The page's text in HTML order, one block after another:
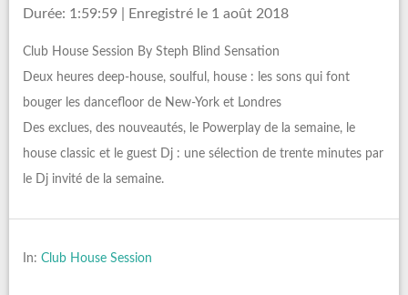
Durée: 1:59:59
Enregistré le 1 août 2018
Club House Session By Steph Blind Sensation
Deux heures deep-house, soulful, house : les sons qui font
bouger les dancefloor de New-York et Londres
Des exclues, des nouveautés, le Powerplay de la semaine, le
house classic et le guest Dj : une sélection de trente minutes par
le Dj invité de la semaine.
In: Club House Session